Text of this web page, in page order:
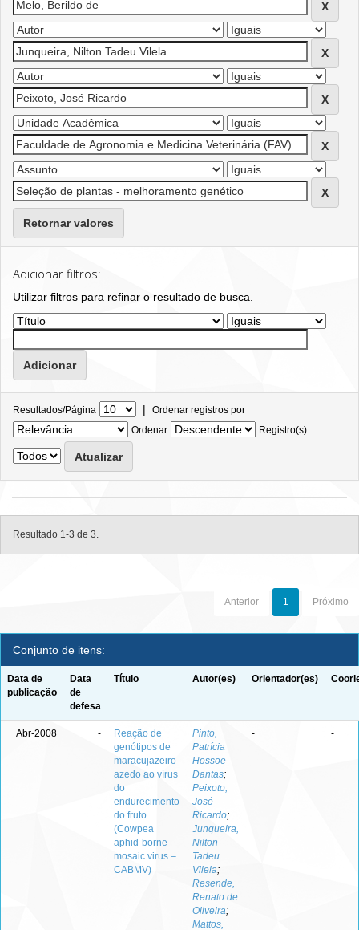
Retornar valores
Adicionar filtros:
Utilizar filtros para refinar o resultado de busca.
Resultados/Página | Ordenar registros por
Ordenar
Registro(s)
Resultado 1-3 de 3.
Anterior 1 Próximo
Conjunto de itens:
Data de
publicação
Data
de
defesa
Título Autor(es) Orientador(es)
Abr-2008 -
Reação de
genótipos de
maracujazeiro-
azedo ao vírus
do
endurecimento
do fruto
(Cowpea
aphid-borne
mosaic virus –
CABMV)
Pinto,
Patrícia
Hossoe
Dantas;
Peixoto,
José
Ricardo;
Junqueira,
Nilton
Tadeu
Vilela;
Resende,
Renato de
Oliveira;
Mattos,
- -